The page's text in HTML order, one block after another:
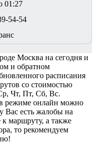
01:27
54-54
Москва на сегодня и
и обратном
расписания
со стоимостью
Чт, Пт, Сб, Вс.
режиме онлайн можно
Вас есть жалобы на
к маршруту, а также
то рекомендуем